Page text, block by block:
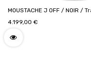
MOUSTACHE J OFF / NOIR
Porte bagage light
4.199,00 €